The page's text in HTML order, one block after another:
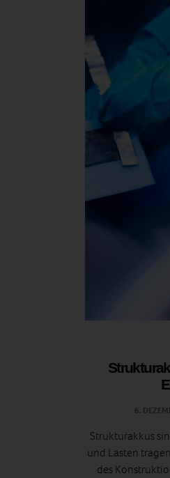
6.
Strukturakkus
und Lasten
des